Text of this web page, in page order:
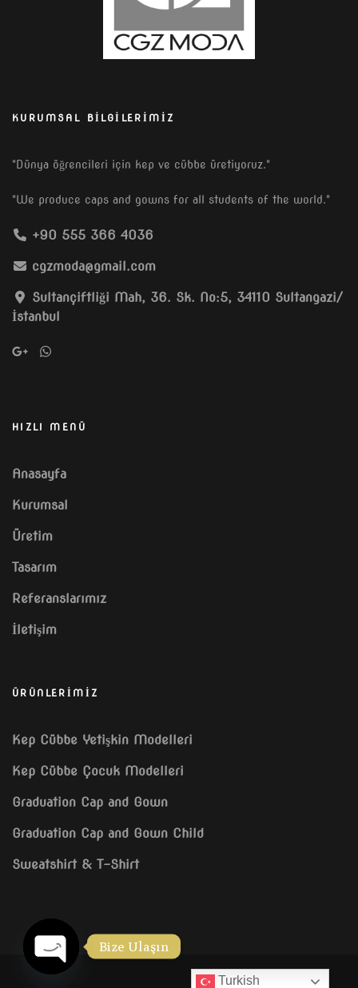
KURUMSAL BILGILERIMIZ
"Dünya öğrencileri için kep ve cübbe üretiyoruz."
"We produce caps and gowns for all students of the world."
+90 555 366 4036
cgzmoda@gmail.com
Sultançiftliği Mah, 36. Sk. No:5, 34110 Sultangazi/
İstanbul
HIZLI MENÜ
Anasayfa
Kurumsal
Üretim
Tasarım
Referanslarımız
İletişim
ÜRÜNLERİMİZ
Kep Cübbe Yetişkin Modelleri
Kep Cübbe Çocuk Modelleri
Graduation Cap and Gown
Graduation Cap and Gown Child
Sweatshirt & T-Shirt
Turkish
Bize Ulaşın